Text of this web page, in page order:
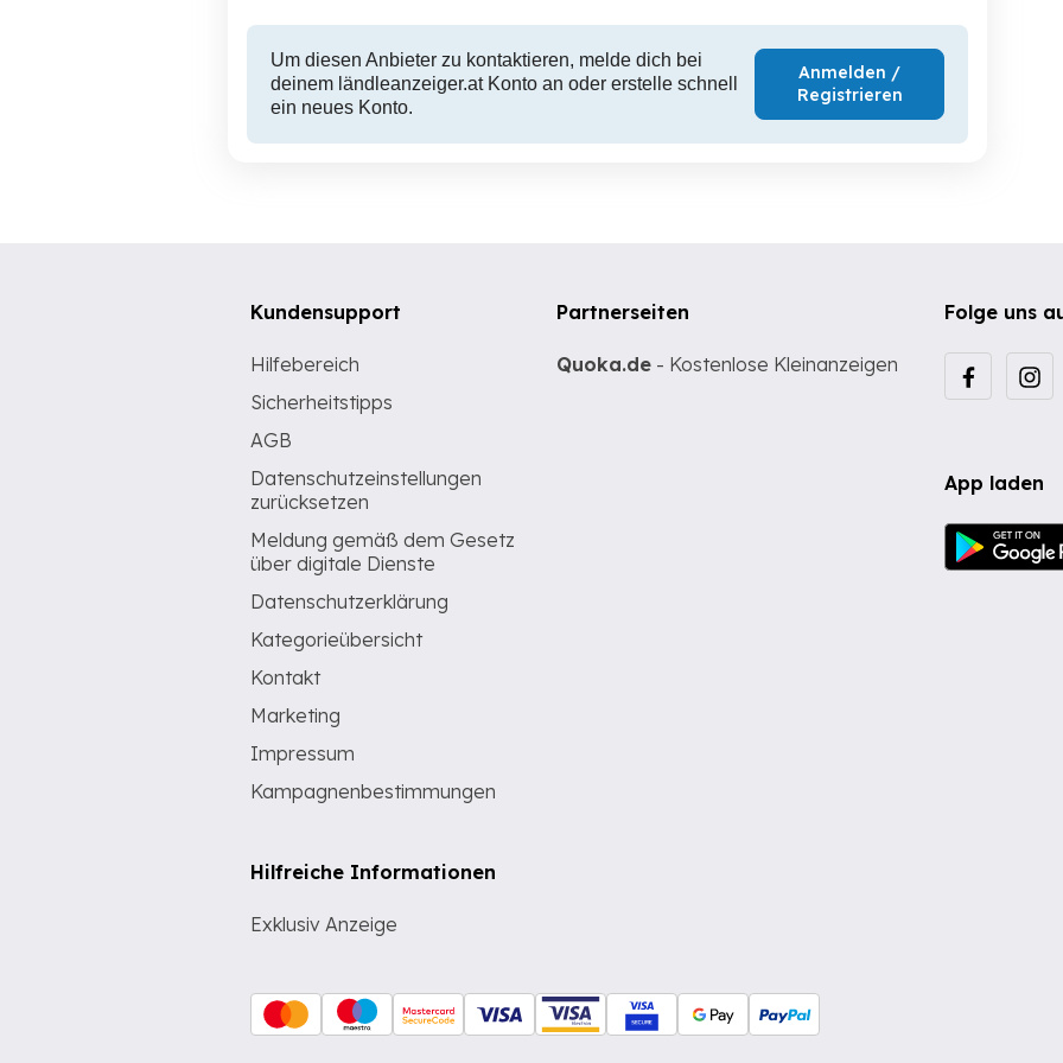
Um diesen Anbieter zu kontaktieren, melde dich bei
deinem ländleanzeiger.at Konto an oder erstelle schnell
ein neues Konto.
Anmelden /
Registrieren
Folge uns
App laden
Kundensupport
Hilfebereich
Sicherheitstipps
AGB
Datenschutzeinstellungen
zurücksetzen
Meldung gemäß dem Gesetz
über digitale Dienste
Datenschutzerklärung
Kategorieübersicht
Kontakt
Marketing
Impressum
Kampagnenbestimmungen
Hilfreiche Informationen
Exklusiv Anzeige
Partnerseiten
Quoka.de - Kostenlose Kleinanzeigen